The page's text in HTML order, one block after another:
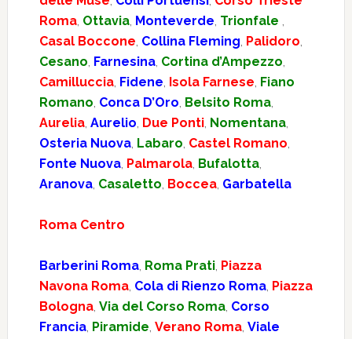
Roma, Ottavia, Monteverde, Trionfale ,
Casal Boccone, Collina Fleming, Palidoro,
Cesano, Farnesina, Cortina d’Ampezzo,
Camilluccia, Fidene, Isola Farnese, Fiano
Romano, Conca D’Oro, Belsito Roma,
Aurelia, Aurelio, Due Ponti, Nomentana,
Osteria Nuova, Labaro, Castel Romano,
Fonte Nuova, Palmarola, Bufalotta,
Aranova, Casaletto, Boccea, Garbatella
Roma Centro
Barberini Roma, Roma Prati, Piazza
Navona Roma, Cola di Rienzo Roma, Piazza
Bologna, Via del Corso Roma, Corso
Francia, Piramide, Verano Roma, Viale